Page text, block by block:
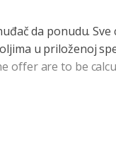
da ponudu.
u priloženoj
offer are to be